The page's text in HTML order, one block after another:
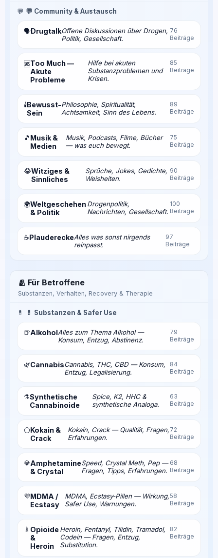
💬 💬 Community & Austausch
🗣️DrugtalkOffene Diskussionen über Drogen,
Politik, Gesellschaft.
76
Beiträge
🆘Too Much —
Akute
Probleme
Hilfe bei akuten
Substanzproblemen und
Krisen.
85
Beiträge
🕯️Bewusst-
Sein
Philosophie, Spiritualität,
Achtsamkeit, Sinn des Lebens.
89
Beiträge
🎵 Musik &
Medien
Musik, Podcasts, Filme, Bücher
— was euch bewegt.
75
Beiträge
😂Witziges &
Sinnliches
Sprüche, Jokes, Gedichte,
Weisheiten.
90
Beiträge
🌍Weltgeschehen
& Politik
Drogenpolitik,
Nachrichten, Gesellschaft.
100
Beiträge
☕PlaudereckeAlles was sonst nirgends
reinpasst.
97
Beiträge
🫂 Für Betroffene
Substanzen, Verhalten, Recovery & Therapie
💊 💊 Substanzen & Safer Use
🍺AlkoholAlles zum Thema Alkohol —
Konsum, Entzug, Abstinenz.
79
Beiträge
🌿CannabisCannabis, THC, CBD — Konsum,
Entzug, Legalisierung.
84
Beiträge
⚗️Synthetische
Cannabinoide
Spice, K2, HHC &
synthetische Analoga.
63
Beiträge
⚪Kokain &
Crack
Kokain, Crack — Qualität, Fragen,
Erfahrungen.
72
Beiträge
💎Amphetamine
& Crystal
Speed, Crystal Meth, Pep —
Fragen, Tipps, Erfahrungen.
68
Beiträge
💜MDMA /
Ecstasy
MDMA, Ecstasy-Pillen — Wirkung,
Safer Use, Warnungen.
58
Beiträge
💉 Opioide
&
Heroin
Heroin, Fentanyl, Tilidin, Tramadol,
Codein — Fragen, Entzug,
Substitution.
82
Beiträge